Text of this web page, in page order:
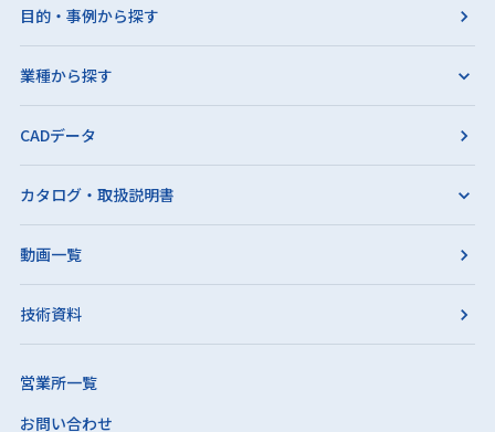
目的・事例から探す
業種から探す
CADデータ
カタログ・取扱説明書
動画一覧
技術資料
営業所一覧
お問い合わせ